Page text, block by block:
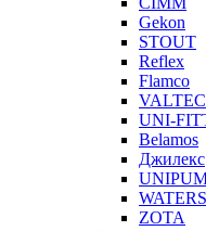
Gekon
STOUT
Reflex
Flamco
VALTEC
UNI-
Belamos
Джилекс
ZOTA